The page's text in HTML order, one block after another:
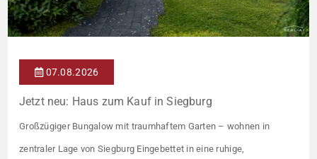
07.08.2026
Jetzt neu: Haus zum Kauf in Siegburg
Großzügiger Bungalow mit traumhaftem Garten – wohnen in
zentraler Lage von Siegburg Eingebettet in eine ruhige,